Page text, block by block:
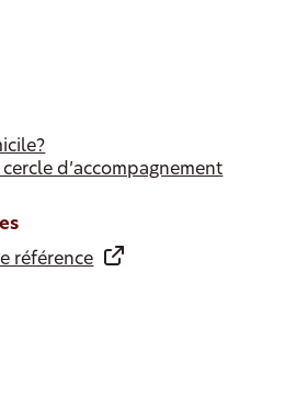
d’accompagnement
référence